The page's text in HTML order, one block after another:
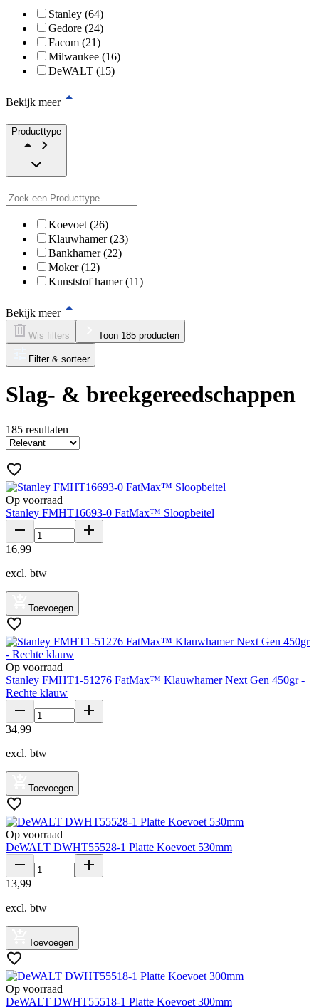
Stanley (64)
Gedore (24)
Facom (21)
Milwaukee (16)
DeWALT (15)
Bekijk meer
Producttype
Koevoet (26)
Klauwhamer (23)
Bankhamer (22)
Moker (12)
Kunststof hamer (11)
Bekijk meer
Wis filters Toon 185 producten
Filter & sorteer
Slag- & breekgereedschappen
185 resultaten
Op voorraad
Stanley FMHT16693-0 FatMax™ Sloopbeitel
16,99
excl. btw
Toevoegen
Op voorraad
Stanley FMHT1-51276 FatMax™ Klauwhamer Next Gen 450gr -
Rechte klauw
34,99
excl. btw
Toevoegen
Op voorraad
DeWALT DWHT55528-1 Platte Koevoet 530mm
13,99
excl. btw
Toevoegen
Op voorraad
DeWALT DWHT55518-1 Platte Koevoet 300mm